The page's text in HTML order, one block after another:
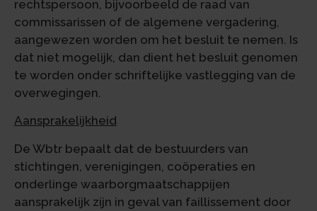
rechtspersoon, bijvoorbeeld de raad van
commissarissen of de algemene vergadering,
aangewezen worden om het besluit te nemen. Is
dat niet mogelijk, dan dient het besluit genomen
te worden onder schriftelijke vastlegging van de
overwegingen.
Aansprakelijkheid
De Wbtr bepaalt dat de bestuurders van
stichtingen, verenigingen, coöperaties en
onderlinge waarborgmaatschappijen
aansprakelijk zijn in geval van faillissement door